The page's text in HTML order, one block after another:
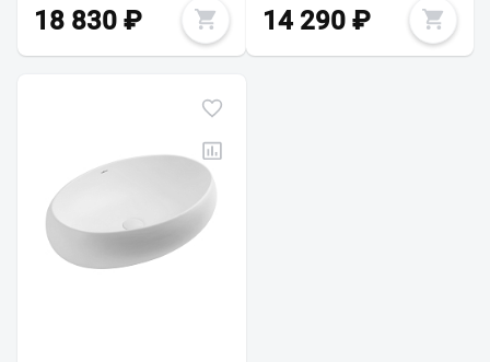
18 830 ₽ 14 290₽